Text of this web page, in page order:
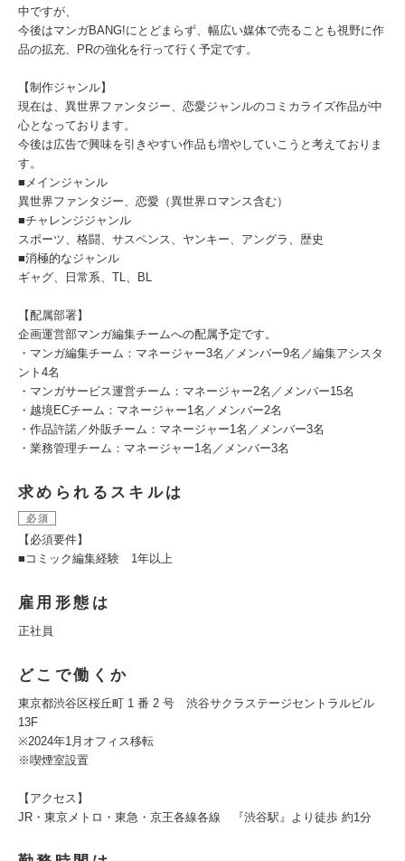
中ですが、
今後はマンガBANG!にとどまらず、幅広い媒体で売ることも視野に作
品の拡充、PRの強化を行って行く予定です。
【制作ジャンル】
現在は、異世界ファンタジー、恋愛ジャンルのコミカライズ作品が中
心となっております。
今後は広告で興味を引きやすい作品も増やしていこうと考えておりま
す。
■メインジャンル
異世界ファンタジー、恋愛（異世界ロマンス含む）
■チャレンジジャンル
スポーツ、格闘、サスペンス、ヤンキー、アングラ、歴史
■消極的なジャンル
ギャグ、日常系、TL、BL
【配属部署】
企画運営部マンガ編集チームへの配属予定です。
・マンガ編集チーム：マネージャー3名／メンバー9名／編集アシスタ
ント4名
・マンガサービス運営チーム：マネージャー2名／メンバー15名
・越境ECチーム：マネージャー1名／メンバー2名
・作品許諾／外販チーム：マネージャー1名／メンバー3名
・業務管理チーム：マネージャー1名／メンバー3名
求められるスキルは
必須
【必須要件】
■コミック編集経験 1年以上
雇用形態は
正社員
どこで働くか
東京都渋谷区桜丘町 1 番 2 号 渋谷サクラステージセントラルビル
13F
※2024年1月オフィス移転
※喫煙室設置
【アクセス】
JR・東京メトロ・東急・京王各線各線 『渋谷駅』より徒歩 約1分